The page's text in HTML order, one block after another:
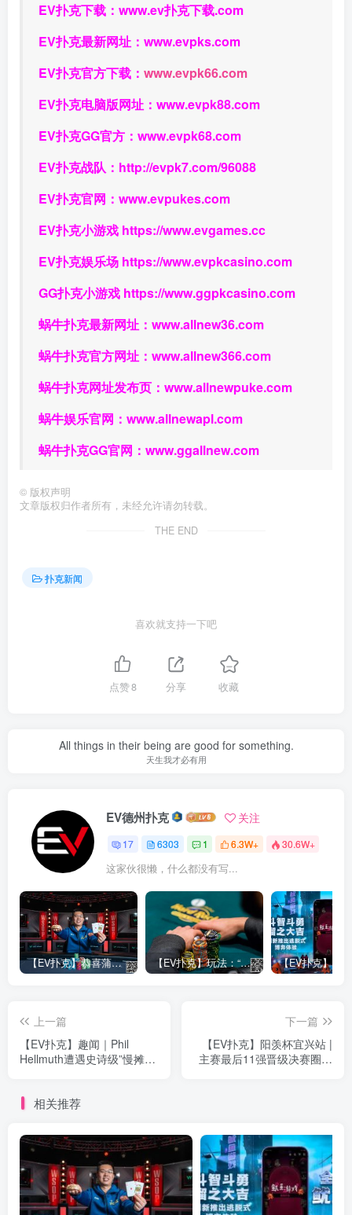
EV扑克下载： www.ev扑克下载.com
EV扑克最新网址： www.evpks.com
EV扑克官方下载： www.evpk66.com
EV扑克电脑版网址： www.evpk88.com
EV扑克GG官方： www.evpk68.com
EV扑克战队： http://evpk7.com/96088
EV扑克官网： www.evpukes.com
EV扑克小游戏 https://www.evgames.cc
EV扑克娱乐场 https://www.evpkcasino.com
GG扑克小游戏 https://www.ggpkcasino.com
蜗牛扑克最新网址： www.allnew36.com
蜗牛扑克官方网址： www.allnew366.com
蜗牛扑克网址发布页： www.allnewpuke.com
蜗牛娱乐官网： www.allnewapl.com
蜗牛扑克GG官网： www.ggallnew.com
© 版权声明
文章版权归作者所有，未经允许请勿转载。
THE END
扑克新闻
喜欢就支持一下吧
点赞8 分享 收藏
All things in their being are good for something.
天生我才必有用
EV德州扑克 关注
17 6303 1 6.3W+ 30.6W+
这家伙很懒，什么都没有写...
【EV扑克】恭喜蒲蔚然赛事#65夺冠，收获国人2023WSOP第六条金手链，奖金93万刀！ 【EV扑克】玩法：“松弱鱼/松凶鱼打法”的基本攻略
上一篇
【EV扑克】趣闻｜Phil
Hellmuth遭遇史诗级”慢摊
下一篇
【EV扑克】阳羡杯宜兴站 |
主赛最后11强晋级决赛圈！
相关推荐